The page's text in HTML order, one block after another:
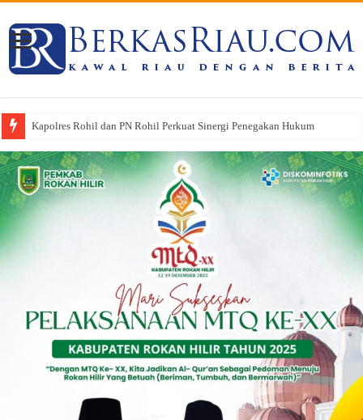
Kapolres Rohil dan PN Rohil Perkuat Sinergi Penegakan Hukum